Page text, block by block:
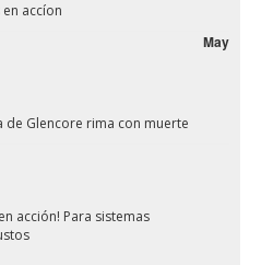
accíon
May
de Glencore rima con muerte
acción! Para sistemas